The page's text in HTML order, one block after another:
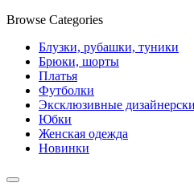
Browse Categories
Блузки, рубашки, туники
Брюки, шорты
Платья
Футболки
Эксклюзивные
Юбки
Женская одежда
Новинки